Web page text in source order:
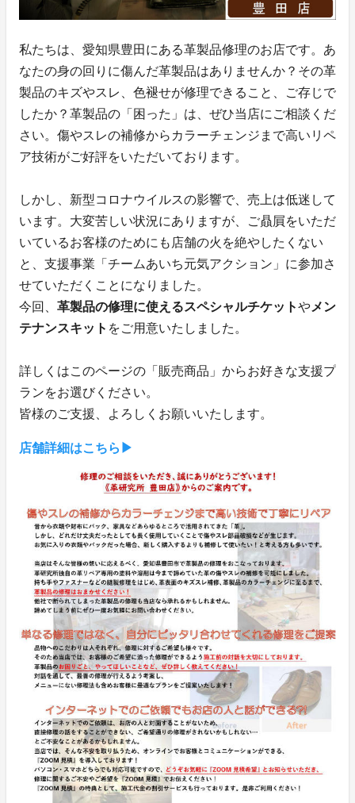
私たちは、愛知県豊田にある革製品修理のお店です。あ
なたの身の回りに傷んだ革製品はありませんか？その革
製品のキズやスレ、色褪せが修理できること、ご存じで
したか？革製品の「困った」は、ぜひ当店にご相談くだ
さい。傷やスレの補修からカラーチェンジまで高いリペ
ア技術がご好評をいただいております。
しかし、新型コロナウイルスの影響で、売上は低迷して
います。大変苦しい状況にありますが、ご贔屓をいただ
いているお客様のためにも店舗の火を絶やしたくない
と、支援事業「チームあいち元気アクション」に参加さ
せていただくことになりました。
今回、 革製品の修理に使えるスペシャルチケットやメン
テナンスキット をご用意いたしました。
詳しくはこのページの「販売商品」からお好きな支援プ
ランをお選びください。
皆様のご支援、よろしくお願いいたします。
店舗詳細はこちら▶